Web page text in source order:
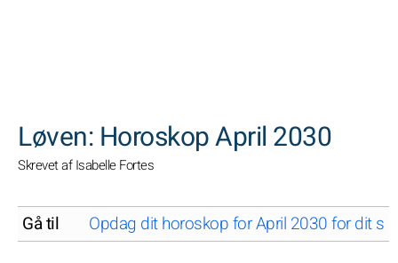
Løven: Horoskop April 2030
Skrevet af Isabelle Fortes
Gå til Opdag dit horoskop for April 2030 for dit